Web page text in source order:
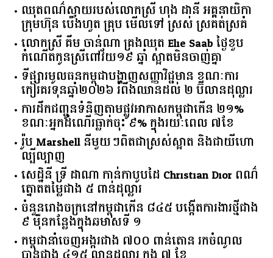
ឈុតពណ៌ស្វាយរបស់លោកស្រី ហុង ដានី អគ្គ​នាយិកា​
ក្រុមហ៊ុន ប៉េងហួត គ្រុប មើលទៅ ស្រស់ ស្រគត់ស្រគំ
លោកស្រី គឹម ចាន់ណា គ្រងឈុត Elie Saab ថ្ងៃខួប
កំណើតកូនស្រីពៅវ័យ១៩ ឆ្នាំ ស្អាតមិនចាញ់គ្នា
ទីផ្សារ​មូលធន​កម្ពុជា​បង្ហាញ​សញ្ញា​វិជ្ជមាន​ ​ខណៈ​ការ​
កៀរគរ​ទុន​ឆ្នាំ​២០២៦​ ​រំពឹង​ឈានដល់​ ​២​ ​ប៊ីលាន​ដុល្លារ​
ការដឹកជញ្ជូនទំនិញតាមផ្លូវអាកាសកម្ពុជាកើន ២១%
ខណៈអ្នកដំណើរធ្លាក់ចុះ ៩% ក្នុងរយៈពេល ៧ខែ
រ៉ូប Marshell នីមួយៗពិតជាស្រស់ស្អាត និងជាយីហោ
ល្បីល្បាញ
សេដ្ឋិនី ទ្រី ដាណា កាន់កាបូបដៃ Christian Dior ពណ៌
ត្នោតតម្លៃជាង ៥ ពាន់ដុល្លារ
ចំនួន​រោងចក្រ​នៅ​កម្ពុជា​កើន​ ​៨៤៥​ ​បង្កើត​ការងារ​ថ្មី​ជាង​
​៩​ ​ម៉ឺន​កន្លែង​ក្នុង​ឆមាស​ទី ​១​
កម្ពុជានាំចេញអង្ករជាង ៧០០ ពាន់តោន រកចំណូល